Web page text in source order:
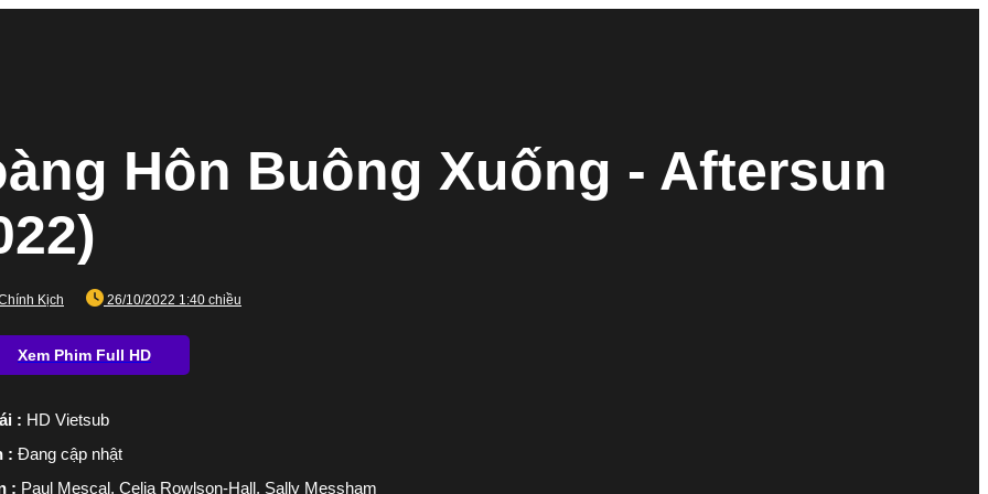
Hôn Buông Xuống - Aftersun
Kịch 26/10/2022 1:40 chiều
: HD Vietsub
: Đang cập nhật
: Paul Mescal, Celia Rowlson-Hall, Sally Messham